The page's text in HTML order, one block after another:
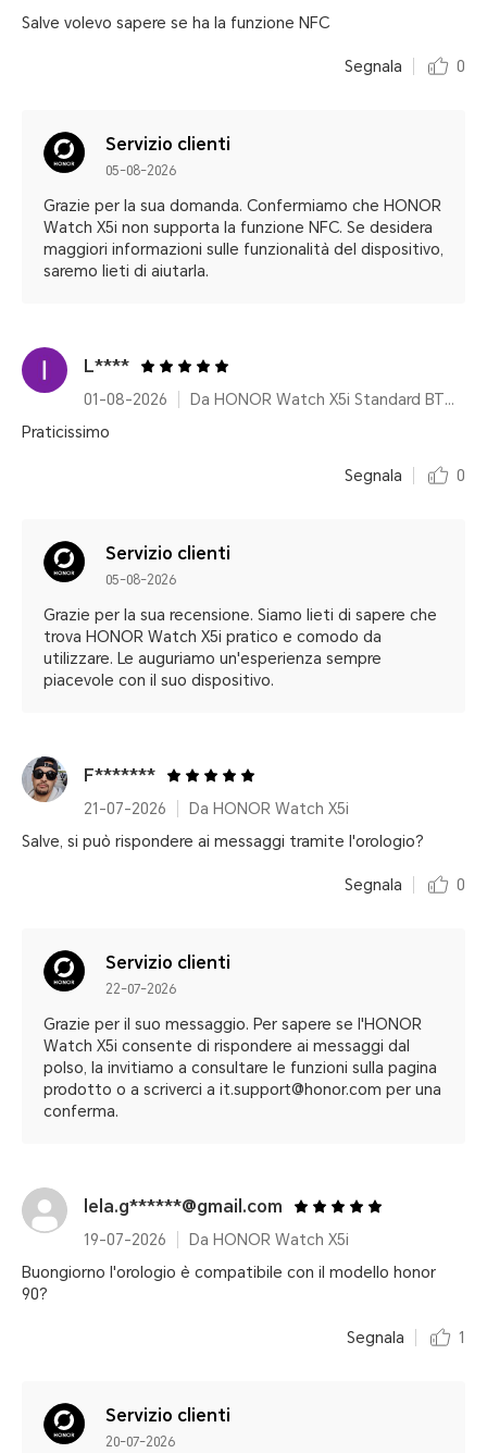
Salve volevo sapere se ha la funzione NFC
Segnala 0
Servizio clienti
05-08-2026
Grazie per la sua domanda. Confermiamo che HONOR
Watch X5i non supporta la funzione NFC. Se desidera
maggiori informazioni sulle funzionalità del dispositivo,
saremo lieti di aiutarla.
L****
01-08-2026
Da HONOR Watch X5i Standard BT 8MB+128MB Black
Praticissimo
Segnala 0
Servizio clienti
05-08-2026
Grazie per la sua recensione. Siamo lieti di sapere che
trova HONOR Watch X5i pratico e comodo da
utilizzare. Le auguriamo un'esperienza sempre
piacevole con il suo dispositivo.
F*******
21-07-2026
Da HONOR Watch X5i
Salve, si può rispondere ai messaggi tramite l'orologio?
Segnala 0
Servizio clienti
22-07-2026
Grazie per il suo messaggio. Per sapere se l'HONOR
Watch X5i consente di rispondere ai messaggi dal
polso, la invitiamo a consultare le funzioni sulla pagina
prodotto o a scriverci a it.support@honor.com per una
conferma.
lela.g******@gmail.com
19-07-2026
Da HONOR Watch X5i
Buongiorno l'orologio è compatibile con il modello honor
90?
Segnala 1
Servizio clienti
20-07-2026